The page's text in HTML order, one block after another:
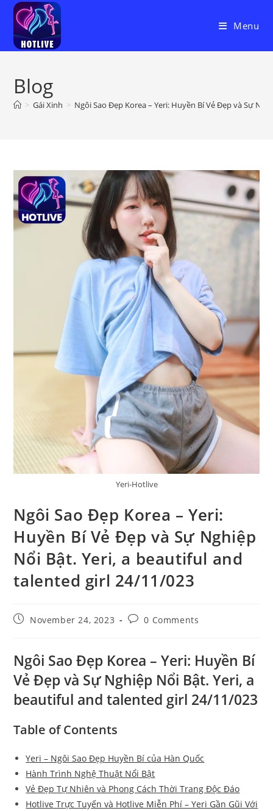
Skip
content
Menu
Blog
> Gái Xinh > Ngôi Sao Đẹp Korea – Yeri: Huyền Bí Vẻ Đẹp và Sự
Yeri-Hotlive
Ngôi Sao Đẹp Korea – Yeri:
Huyền Bí Vẻ Đẹp và Sự Nghiệp
Nổi Bật. Yeri, a beautiful and
talented girl 24/11/023
PostNovember 24, 2023
Post0 Comments
Ngôi Sao Đẹp Korea – Yeri: Huyền Bí
Vẻ Đẹp và Sự Nghiệp Nổi Bật. Yeri, a
beautiful and talented girl 24/11/023
Table of Contents
Yeri – Ngôi Sao Đẹp Huyền Bí của Hàn Quốc
Hành Trình Nghệ Thuật Nổi Bật
Vẻ Đẹp Tự Nhiên và Phong Cách Thời Trang Độc Đáo
Hotlive Trực Tuyến và Hotlive Miễn Phí – Yeri Gần Gũi Với